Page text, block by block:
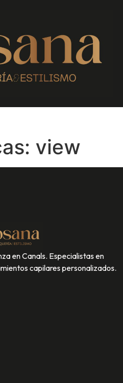
view
en Canals. Especialistas en
capilares personalizados.